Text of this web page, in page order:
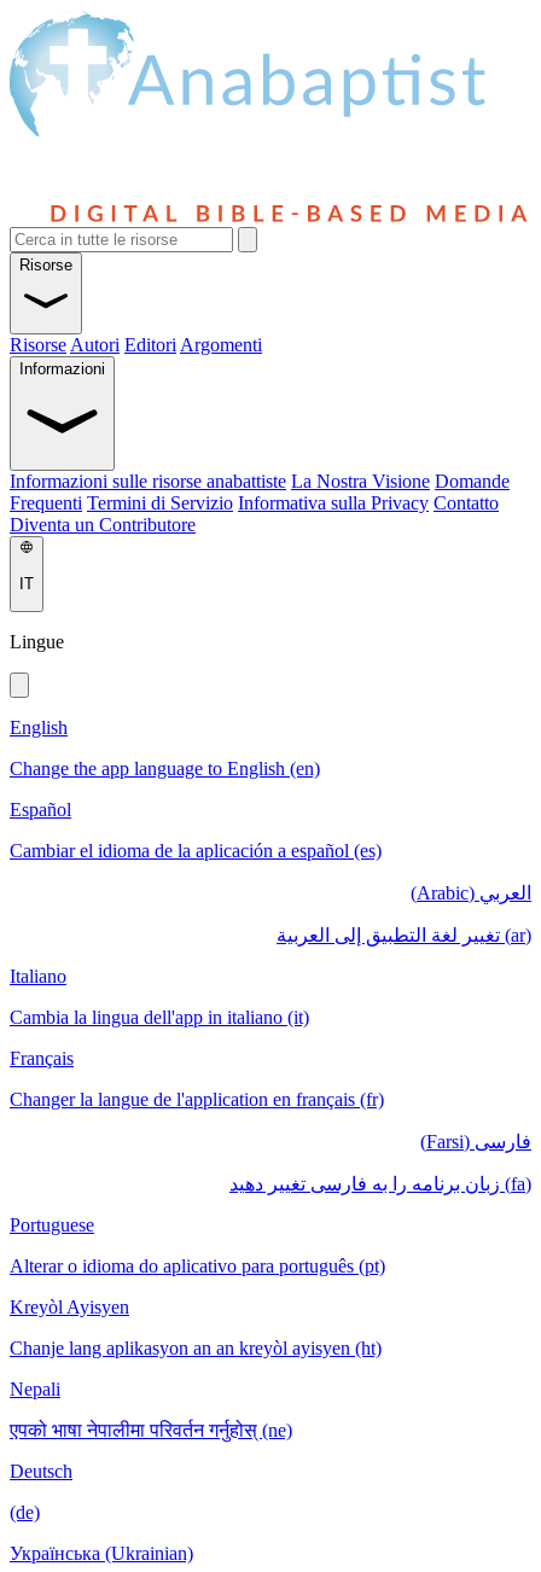
Risorse
Risorse Autori Editori Argomenti
Informazioni
Informazioni sulle risorse anabattiste La Nostra Visione Domande
Frequenti Termini di Servizio Informativa sulla Privacy Contatto
Diventa un Contributore
IT
Lingue
English
Change the app language to English (en)
Español
Cambiar el idioma de la aplicación a español (es)
العربي (Arabic)
(ar) تغيير لغة التطبيق إلى العربية
Italiano
Cambia la lingua dell'app in italiano (it)
Français
Changer la langue de l'application en français (fr)
فارسی (Farsi)
(fa) زبان برنامه را به فارسی تغییر دهید
Portuguese
Alterar o idioma do aplicativo para português (pt)
Kreyòl Ayisyen
Chanje lang aplikasyon an an kreyòl ayisyen (ht)
Nepali
एपको भाषा नेपालीमा परिवर्तन गर्नुहोस् (ne)
Deutsch
(de)
Українська (Ukrainian)